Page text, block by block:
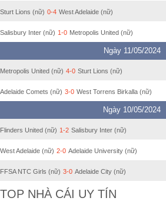
Sturt Lions (nữ) 0-4 West Adelaide (nữ)
Salisbury Inter (nữ) 1-0 Metropolis United (nữ)
Ngày 11/05/2024
Metropolis United (nữ) 4-0 Sturt Lions (nữ)
Adelaide Comets (nữ) 3-0 West Torrens Birkalla (nữ)
Ngày 10/05/2024
Flinders United (nữ) 1-2 Salisbury Inter (nữ)
West Adelaide (nữ) 2-0 Adelaide University (nữ)
FFSA NTC Girls (nữ) 3-0 Adelaide City (nữ)
TOP NHÀ CÁI UY TÍN